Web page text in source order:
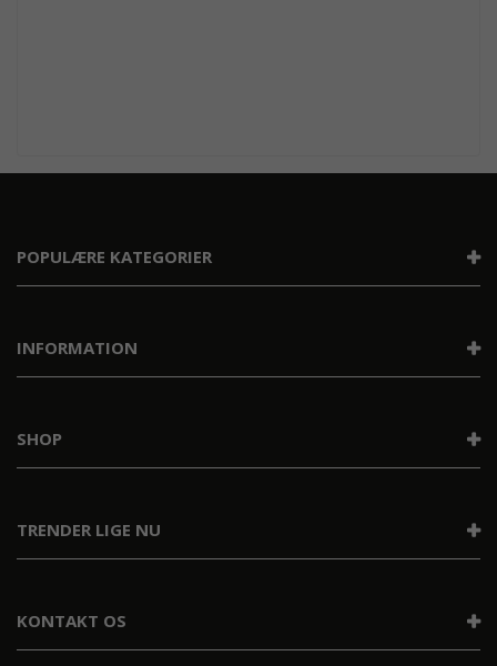
KONTAKT OS
POPULÆRE KATEGORIER
INFORMATION
TRENDER LIGE NU
SHOP